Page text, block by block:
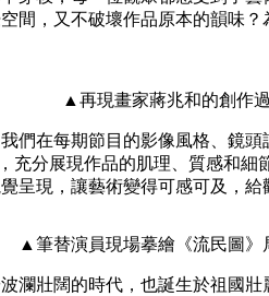
間，又不破壞作品原本的韻味
▲再現畫家蔣兆和的創作過
在每期節目的影像風格、鏡
分展現作品的肌理、質感和
現，讓藝術變得可感可及，給
▲筆替演員現場摹繪《流民圖》
瀾壯闊的時代，也誕生於祖國